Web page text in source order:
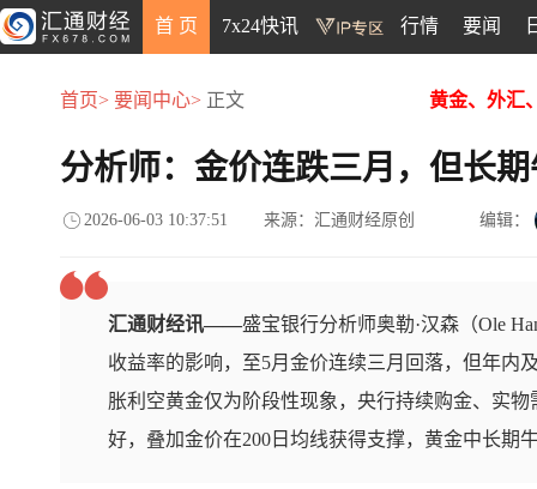
首 页 7x24快讯 行情 要闻
首页> 要闻中心> 正文 黄金、外汇
分析师：金价连跌三月，但长
2026-06-03 10:37:51 来源：汇通财经原创 编辑：
汇通财经讯——盛宝银行分析师奥勒·汉森（Ole
收益率的影响，至5月金价连续三月回落，但年内
胀利空黄金仅为阶段性现象，央行持续购金、实
好，叠加金价在200日均线获得支撑，黄金中长期